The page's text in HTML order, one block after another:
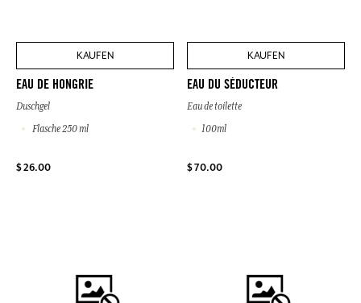
KAUFEN
EAU DE HONGRIE
Duschgel
Flasche 250 ml
$ 26.00
KAUFEN
EAU DU SÉDUCTEUR
Eau de toilette
100ml
$ 70.00